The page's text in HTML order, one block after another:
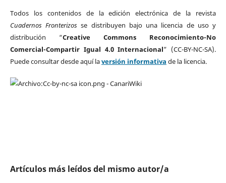
Todos los contenidos de la edición electrónica de la revista
Cuadernos Fronterizos se distribuyen bajo una licencia de uso y
distribución “Creative Commons Reconocimiento-No
Comercial-Compartir Igual 4.0 Internacional” (CC-BY-NC-SA).
Puede consultar desde aquí laversión informativa de la licencia.
Artículos más leídos del mismo autor/a